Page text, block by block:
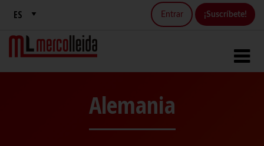
Entrar ¡Suscríbete!
Alemania